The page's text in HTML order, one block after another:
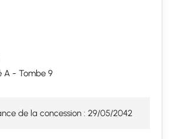
A - Tombe 9
de la concession : 29/05/2042